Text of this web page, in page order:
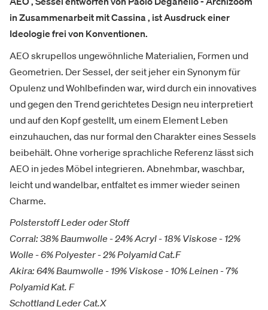
in Zusammenarbeit mit Cassina , ist Ausdruck einer
Ideologie frei von Konventionen.
AEO skrupellos ungewöhnliche Materialien, Formen und
Geometrien. Der Sessel, der seit jeher ein Synonym für
Opulenz und Wohlbefinden war, wird durch ein innovatives
und gegen den Trend gerichtetes Design neu interpretiert
und auf den Kopf gestellt, um einem Element Leben
einzuhauchen, das nur formal den Charakter eines Sessels
beibehält. Ohne vorherige sprachliche Referenz lässt sich
AEO in jedes Möbel integrieren. Abnehmbar, waschbar,
leicht und wandelbar, entfaltet es immer wieder seinen
Charme.
Polsterstoff Leder oder Stoff
Corral: 38% Baumwolle - 24% Acryl - 18% Viskose - 12%
Wolle - 6% Polyester - 2% Polyamid Cat.F
Akira: 64% Baumwolle - 19% Viskose - 10% Leinen - 7%
Polyamid Kat. F
Schottland Leder Cat.X